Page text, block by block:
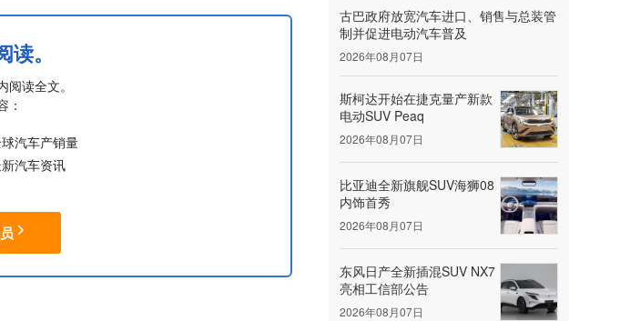
。
读全文。
：
汽车产销量
汽车资讯
古巴政府放宽汽车进口、销售与总装管
制并促进电动汽车普及
2026年08月07日
斯柯达开始在捷克量产新款
电动SUV Peaq
2026年08月07日
比亚迪全新旗舰SUV海狮08
内饰首秀
2026年08月07日
东风日产全新插混SUV NX7
亮相工信部公告
2026年08月07日